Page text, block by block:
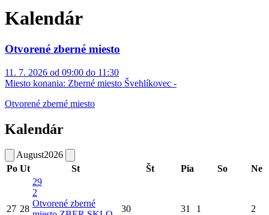
Kalendár
Otvorené zberné miesto
11. 7. 2026 od 09:00 do 11:30
Miesto konania: Zberné miesto Švehlíkovec -
Otvorené zberné miesto
Kalendár
August2026
Po Ut St Št Pia So Ne
27 28
29
2
Otvorené zberné
30 31 1 2